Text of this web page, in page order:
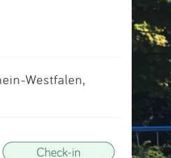
Partner
Kontakt
Impressum
Anmelden
Westfalen,